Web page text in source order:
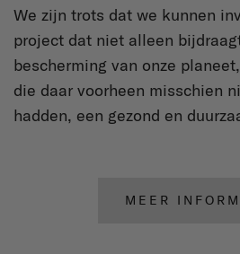
We zijn trots dat we kunnen
project dat niet alleen
bescherming van onze
die daar voorheen misschien
hadden, een gezond en
MEER